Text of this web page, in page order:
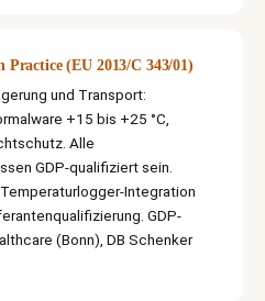
(EU 2013/C 343/01)
und Transport:
+15 bis +25 °C,
Alle
GDP-qualifiziert sein.
Integration
GDP-
(Bonn), DB Schenker